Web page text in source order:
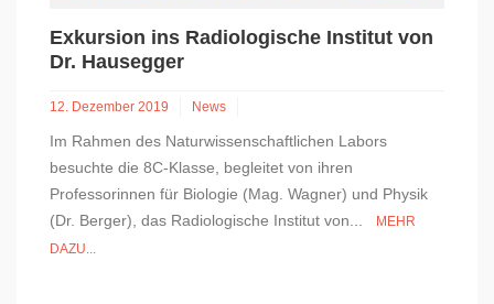
Exkursion ins Radiologische Institut von
Dr. Hausegger
12. Dezember 2019 News
Im Rahmen des Naturwissenschaftlichen Labors
besuchte die 8C-Klasse, begleitet von ihren
Professorinnen für Biologie (Mag. Wagner) und Physik
(Dr. Berger), das Radiologische Institut von...
MEHR
DAZU...